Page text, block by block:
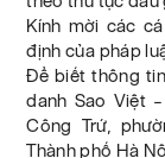
Kính mời các
định của pháp
Để biết thông
danh Sao Việt
Công Trứ,
Thành phố Hà